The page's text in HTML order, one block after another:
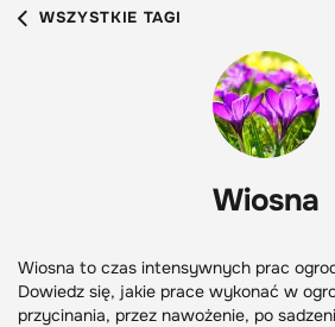
WSZYSTKIE TAGI
Wiosna
Wiosna to czas intensywnych prac
Dowiedz się, jakie prace wykonać w
przycinania, przez nawożenie, po